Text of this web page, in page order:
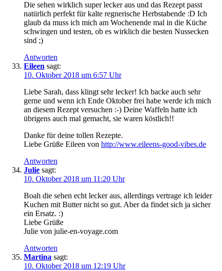
Die sehen wirklich super lecker aus und das Rezept passt
natürlich perfekt für kalte regnerische Herbstabende :D Ich
glaub da muss ich mich am Wochenende mal in die Küche
schwingen und testen, ob es wirklich die besten Nussecken
sind ;)
Antworten
Eileen sagt:
10. Oktober 2018 um 6:57 Uhr
Liebe Sarah, dass klingt sehr lecker! Ich backe auch sehr
gerne und wenn ich Ende Oktober frei habe werde ich mich
an diesem Rezept versuchen :-) Deine Waffeln hatte ich
übrigens auch mal gemacht, sie waren köstlich!!
Danke für deine tollen Rezepte.
Liebe Grüße Eileen von http://www.eileens-good-vibes.de
Antworten
Julie sagt:
10. Oktober 2018 um 11:20 Uhr
Boah die sehen echt lecker aus, allerdings vertrage ich leider
Kuchen mit Butter nicht so gut. Aber da findet sich ja sicher
ein Ersatz. :)
Liebe Grüße
Julie von julie-en-voyage.com
Antworten
Martina sagt:
10. Oktober 2018 um 12:19 Uhr